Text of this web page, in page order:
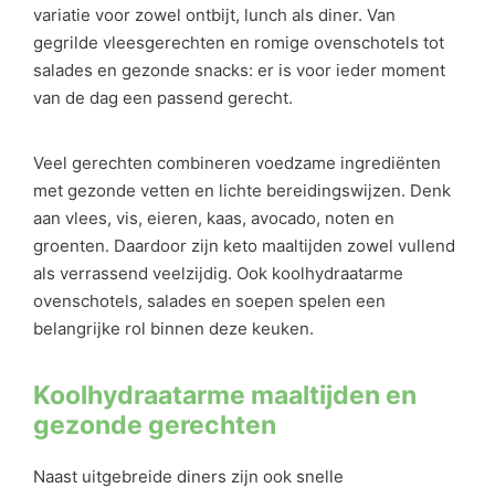
variatie voor zowel ontbijt, lunch als diner. Van
gegrilde vleesgerechten en romige ovenschotels tot
salades en gezonde snacks: er is voor ieder moment
van de dag een passend gerecht.
Veel gerechten combineren voedzame ingrediënten
met gezonde vetten en lichte bereidingswijzen. Denk
aan vlees, vis, eieren, kaas, avocado, noten en
groenten. Daardoor zijn keto maaltijden zowel vullend
als verrassend veelzijdig. Ook koolhydraatarme
ovenschotels, salades en soepen spelen een
belangrijke rol binnen deze keuken.
Koolhydraatarme maaltijden en
gezonde gerechten
Naast uitgebreide diners zijn ook snelle